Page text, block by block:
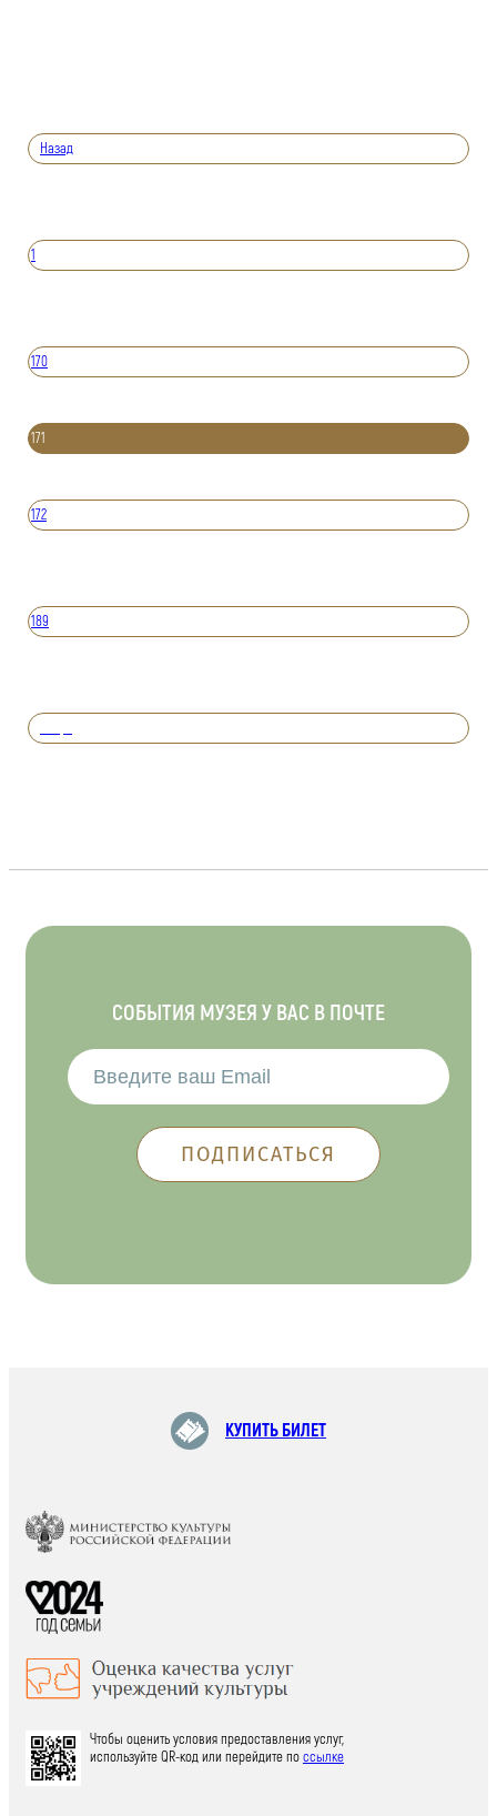
Назад
1
170
171
172
189
СОБЫТИЯ МУЗЕЯ У ВАС В ПОЧТЕ
КУПИТЬ БИЛЕТ
Чтобы оценить условия предоставления услуг,
используйте QR-код или перейдите поссылке